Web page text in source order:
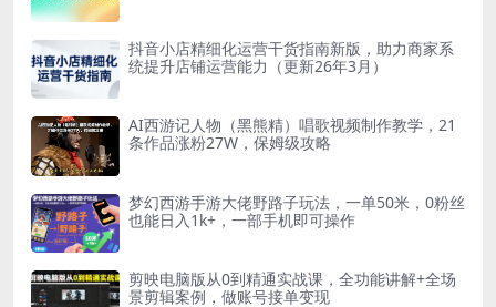
抖音小店精细化运营干货指南新版，助力商家系
统提升店铺运营能力（更新26年3月）
AI西游记人物（黑熊精）唱歌视频制作教学，21
条作品涨粉27W，保姆级攻略
梦幻西游手游大佬野路子玩法，一单50米，0粉丝
也能日入1k+，一部手机即可操作
剪映电脑版从0到精通实战课，全功能讲解+全场
景剪辑案例，做账号接单变现